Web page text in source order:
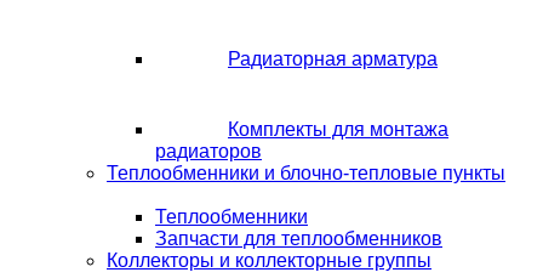
Радиаторная арматура
Комплекты для монтажа
радиаторов
Теплообменники и блочно-тепловые пункты
Теплообменники
Запчасти для теплообменников
Коллекторы и коллекторные группы